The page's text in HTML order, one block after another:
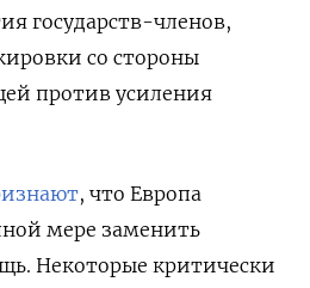
государств-членов,
со стороны
против усиления
, что Европа
мере заменить
Некоторые критически